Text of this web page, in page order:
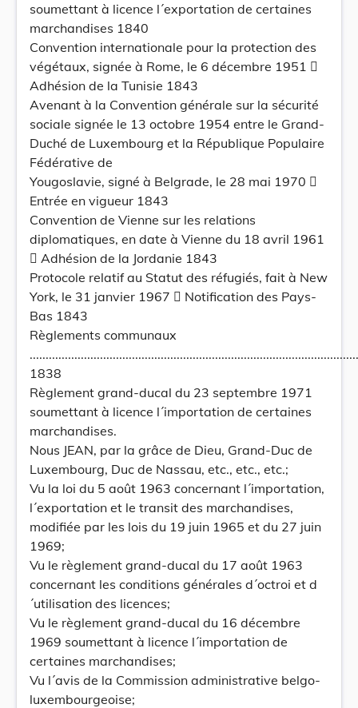
soumettant à licence l´exportation de certaines
marchandises 1840
Convention internationale pour la protection des
végétaux, signée à Rome, le 6 décembre 1951 
Adhésion de la Tunisie 1843
Avenant à la Convention générale sur la sécurité
sociale signée le 13 octobre 1954 entre le Grand-
Duché de Luxembourg et la République Populaire
Fédérative de
Yougoslavie, signé à Belgrade, le 28 mai 1970 
Entrée en vigueur 1843
Convention de Vienne sur les relations
diplomatiques, en date à Vienne du 18 avril 1961
 Adhésion de la Jordanie 1843
Protocole relatif au Statut des réfugiés, fait à New
York, le 31 janvier 1967  Notification des Pays-
Bas 1843
Règlements communaux
1838
Règlement grand-ducal du 23 septembre 1971
soumettant à licence l´importation de certaines
marchandises.
Nous JEAN, par la grâce de Dieu, Grand-Duc de
Luxembourg, Duc de Nassau, etc., etc., etc.;
Vu la loi du 5 août 1963 concernant l´importation,
l´exportation et le transit des marchandises,
modifiée par les lois du 19 juin 1965 et du 27 juin
1969;
Vu le règlement grand-ducal du 17 août 1963
concernant les conditions générales d´octroi et d
´utilisation des licences;
Vu le règlement grand-ducal du 16 décembre
1969 soumettant à licence l´importation de
certaines marchandises;
Vu l´avis de la Commission administrative belgo-
luxembourgeoise;